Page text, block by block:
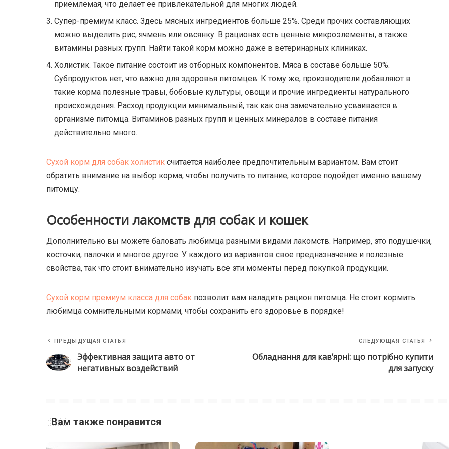
приемлемая, что делает ее привлекательной для многих людей.
Супер-премиум класс. Здесь мясных ингредиентов больше 25%. Среди прочих составляющих
можно выделить рис, ячмень или овсянку. В рационах есть ценные микроэлементы, а также
витамины разных групп. Найти такой корм можно даже в ветеринарных клиниках.
Холистик. Такое питание состоит из отборных компонентов. Мяса в составе больше 50%.
Субпродуктов нет, что важно для здоровья питомцев. К тому же, производители добавляют в
такие корма полезные травы, бобовые культуры, овощи и прочие ингредиенты натурального
происхождения. Расход продукции минимальный, так как она замечательно усваивается в
организме питомца. Витаминов разных групп и ценных минералов в составе питания
действительно много.
Сухой корм для собак холистик считается наиболее предпочтительным вариантом. Вам стоит
обратить внимание на выбор корма, чтобы получить то питание, которое подойдет именно вашему
питомцу.
Особенности лакомств для собак и кошек
Дополнительно вы можете баловать любимца разными видами лакомств. Например, это подушечки,
косточки, палочки и многое другое. У каждого из вариантов свое предназначение и полезные
свойства, так что стоит внимательно изучать все эти моменты перед покупкой продукции.
Сухой корм премиум класса для собак позволит вам наладить рацион питомца. Не стоит кормить
любимца сомнительными кормами, чтобы сохранить его здоровье в порядке!
ПРЕДЫДУЩАЯ СТАТЬЯ
Эффективная защита авто от
негативных воздействий
СЛЕДУЮЩАЯ СТАТЬЯ
Обладнання для кав’ярні: що потрібно купити
для запуску
Вам также понравится